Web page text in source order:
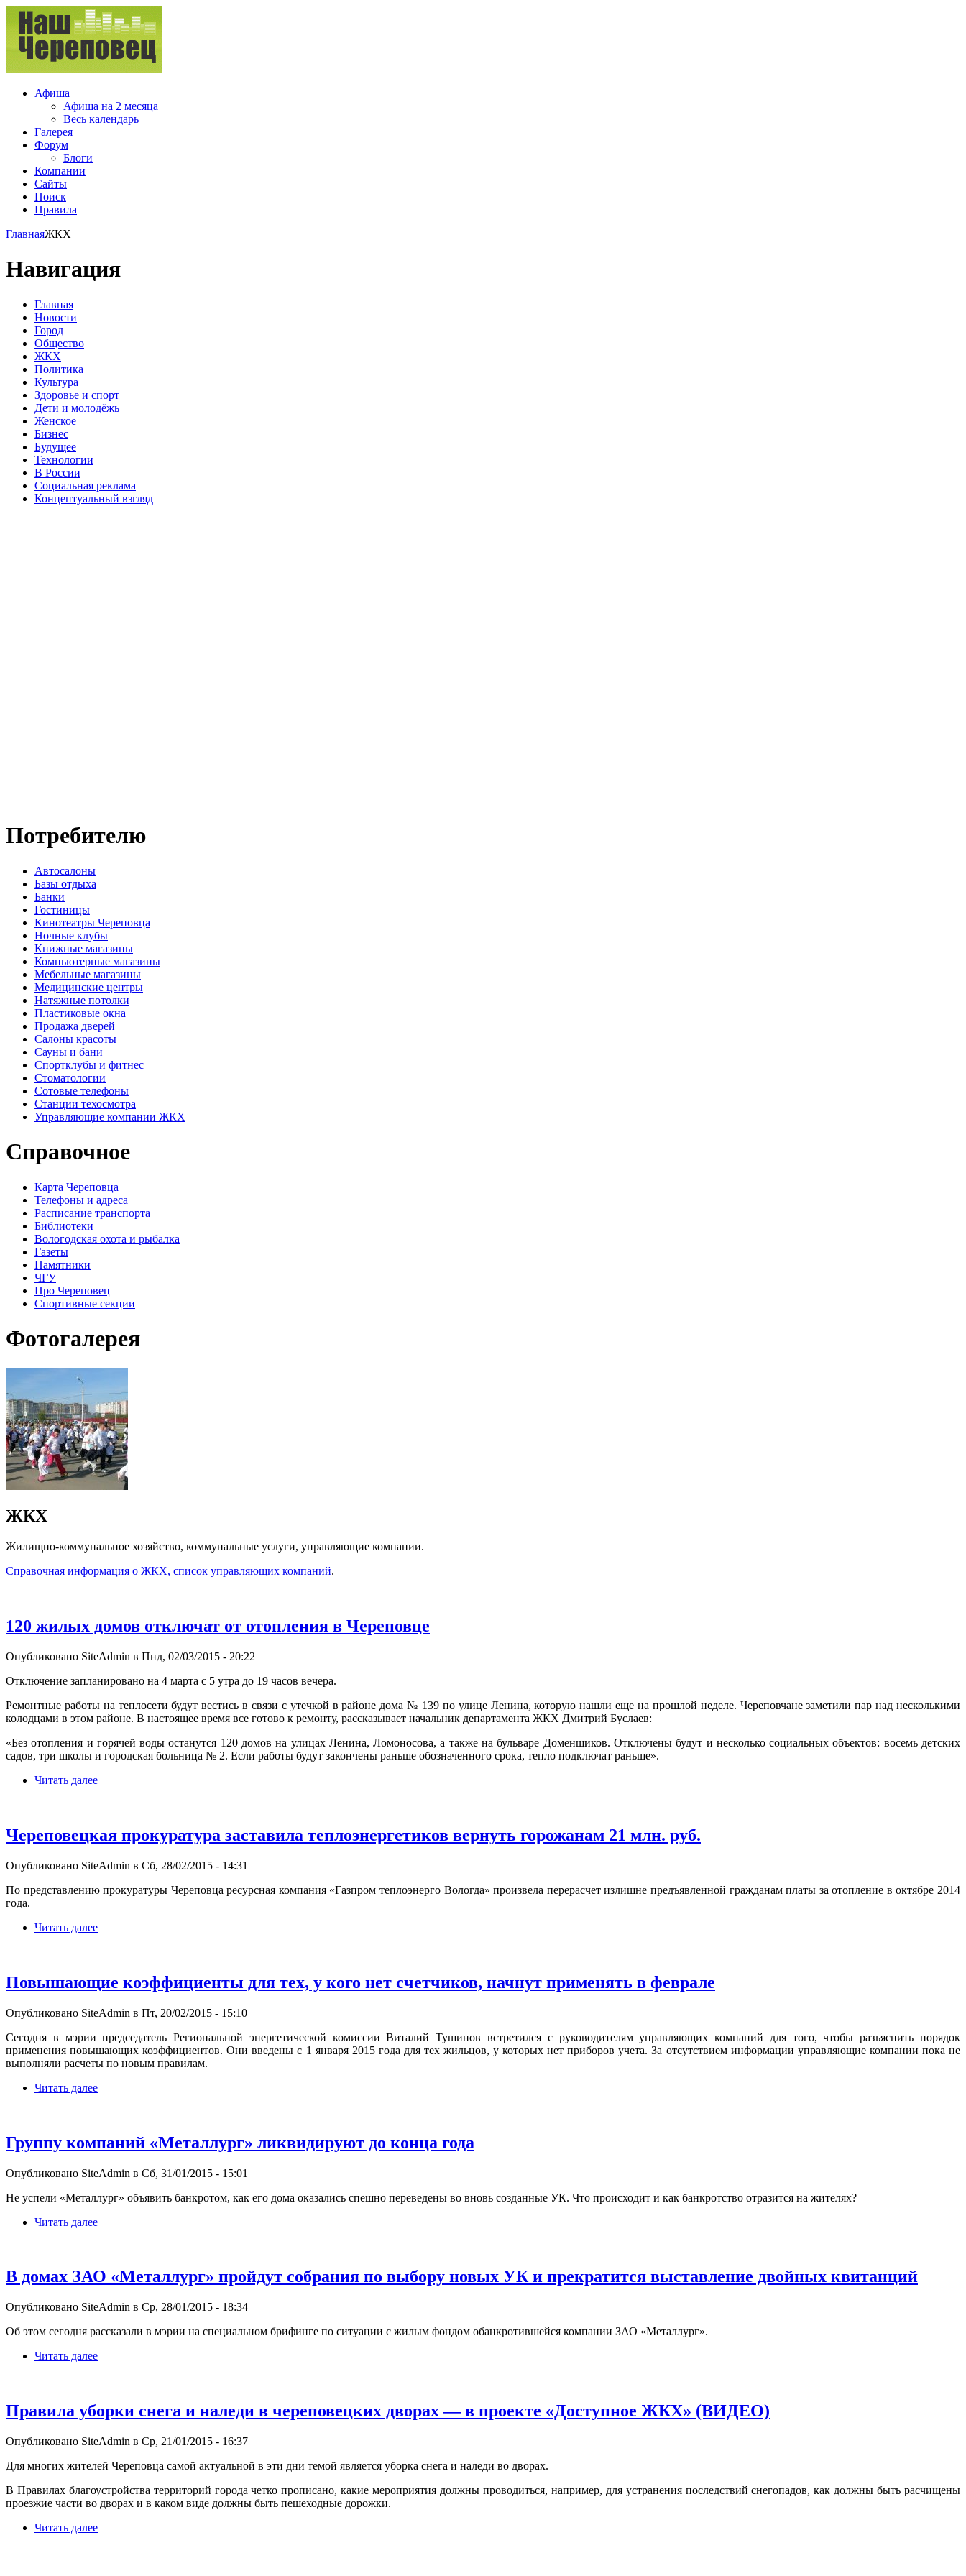
Афиша
Афиша на 2 месяца
Весь календарь
Галерея
Форум
Блоги
Компании
Сайты
Поиск
Правила
ГлавнаяЖКХ
Навигация
Главная
Новости
Город
Общество
ЖКХ
Политика
Культура
Здоровье и спорт
Дети и молодёжь
Женское
Бизнес
Будущее
Технологии
В России
Социальная реклама
Концептуальный взгляд
Потребителю
Автосалоны
Базы отдыха
Банки
Гостиницы
Кинотеатры Череповца
Ночные клубы
Книжные магазины
Компьютерные магазины
Мебельные магазины
Медицинские центры
Натяжные потолки
Пластиковые окна
Продажа дверей
Салоны красоты
Сауны и бани
Спортклубы и фитнес
Стоматологии
Сотовые телефоны
Станции техосмотра
Управляющие компании ЖКХ
Справочное
Карта Череповца
Телефоны и адреса
Расписание транспорта
Библиотеки
Вологодская охота и рыбалка
Газеты
Памятники
ЧГУ
Про Череповец
Спортивные секции
Фотогалерея
ЖКХ
Жилищно-коммунальное хозяйство, коммунальные услуги, управляющие компании.
Справочная информация о ЖКХ, список управляющих компаний.
120 жилых домов отключат от отопления в Череповце
Опубликовано SiteAdmin в Пнд, 02/03/2015 - 20:22
Отключение запланировано на 4 марта с 5 утра до 19 часов вечера.
Ремонтные работы на теплосети будут вестись в связи с утечкой в районе дома № 139 по улице Ленина, которую нашли еще на прошлой неделе. Череповчане заметили пар над несколькими
колодцами в этом районе. В настоящее время все готово к ремонту, рассказывает начальник департамента ЖКХ Дмитрий Буслаев:
«Без отопления и горячей воды останутся 120 домов на улицах Ленина, Ломоносова, а также на бульваре Доменщиков. Отключены будут и несколько социальных объектов: восемь детских
садов, три школы и городская больница № 2. Если работы будут закончены раньше обозначенного срока, тепло подключат раньше».
Читать далее
Череповецкая прокуратура заставила теплоэнергетиков вернуть горожанам 21 млн. руб.
Опубликовано SiteAdmin в Сб, 28/02/2015 - 14:31
По представлению прокуратуры Череповца ресурсная компания «Газпром теплоэнерго Вологда» произвела перерасчет излишне предъявленной гражданам платы за отопление в октябре 2014
года.
Читать далее
Повышающие коэффициенты для тех, у кого нет счетчиков, начнут применять в феврале
Опубликовано SiteAdmin в Пт, 20/02/2015 - 15:10
Сегодня в мэрии председатель Региональной энергетической комиссии Виталий Тушинов встретился с руководителям управляющих компаний для того, чтобы разъяснить порядок
применения повышающих коэффициентов. Они введены с 1 января 2015 года для тех жильцов, у которых нет приборов учета. За отсутствием информации управляющие компании пока не
выполняли расчеты по новым правилам.
Читать далее
Группу компаний «Металлург» ликвидируют до конца года
Опубликовано SiteAdmin в Сб, 31/01/2015 - 15:01
Не успели «Металлург» объявить банкротом, как его дома оказались спешно переведены во вновь созданные УК. Что происходит и как банкротство отразится на жителях?
Читать далее
В домах ЗАО «Металлург» пройдут собрания по выбору новых УК и прекратится выставление двойных квитанций
Опубликовано SiteAdmin в Ср, 28/01/2015 - 18:34
Об этом сегодня рассказали в мэрии на специальном брифинге по ситуации с жилым фондом обанкротившейся компании ЗАО «Металлург».
Читать далее
Правила уборки снега и наледи в череповецких дворах — в проекте «Доступное ЖКХ» (ВИДЕО)
Опубликовано SiteAdmin в Ср, 21/01/2015 - 16:37
Для многих жителей Череповца самой актуальной в эти дни темой является уборка снега и наледи во дворах.
В Правилах благоустройства территорий города четко прописано, какие мероприятия должны проводиться, например, для устранения последствий снегопадов, как должны быть расчищены
проезжие части во дворах и в каком виде должны быть пешеходные дорожки.
Читать далее